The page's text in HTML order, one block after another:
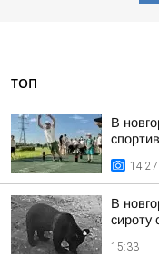
ТОП
В
14:27
В
сироту
15:33